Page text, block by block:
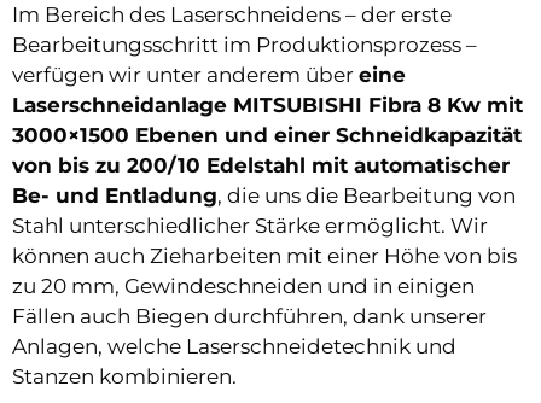
Im Bereich des Laserschneidens – der erste
Bearbeitungsschritt im Produktionsprozess –
verfügen wir unter anderem über eine
Laserschneidanlage MITSUBISHI Fibra 8 Kw mit
3000×1500 Ebenen und einer Schneidkapazität
von bis zu 200/10 Edelstahl mit automatischer
Be- und Entladung, die uns die Bearbeitung von
Stahl unterschiedlicher Stärke ermöglicht. Wir
können auch Zieharbeiten mit einer Höhe von bis
zu 20 mm, Gewindeschneiden und in einigen
Fällen auch Biegen durchführen, dank unserer
Anlagen, welche Laserschneidetechnik und
Stanzen kombinieren.